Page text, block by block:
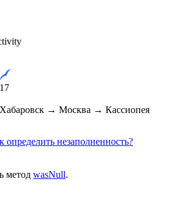
→ Москва → Кассиопея
незаполненность?
метод wasNull.